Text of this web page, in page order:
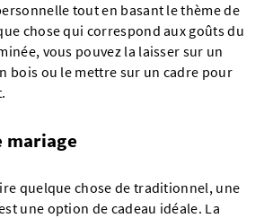
tout en basant le thème de
chose qui correspond aux goûts du
vous pouvez la laisser sur un
bois ou le mettre sur un cadre pour
mariage
quelque chose de traditionnel, une
une option de cadeau idéale. La